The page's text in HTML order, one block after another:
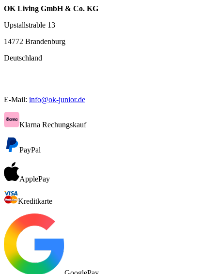
OK Living GmbH & Co. KG
Upstallstrable 13
14772 Brandenburg
Deutschland
E-Mail: info@ok-junior.de
Klarna Rechungskauf
PayPal
ApplePay
Kreditkarte